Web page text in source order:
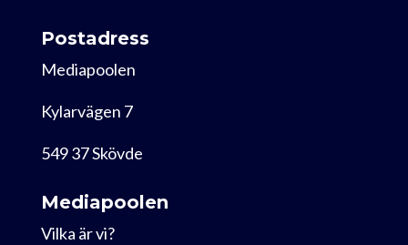
Postadress
Mediapoolen
Kylarvägen 7
549 37 Skövde
Mediapoolen
Vilka är vi?